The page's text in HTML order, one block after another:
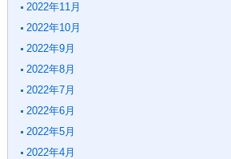
2022年11月
2022年10月
2022年9月
2022年8月
2022年7月
2022年6月
2022年5月
2022年4月